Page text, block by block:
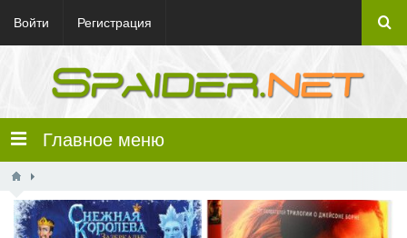
Войти Регистрация
Главное меню